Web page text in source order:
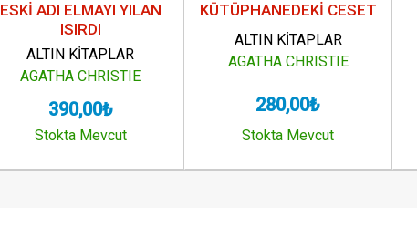
ESKİ ADI ELMAYI YILAN
ISIRDI
ALTIN KİTAPLAR
AGATHA CHRISTIE
390,00₺
Stokta Mevcut
KÜTÜPHANEDEKİ CESET
ALTIN KİTAPLAR
AGATHA CHRISTIE
280,00₺
Stokta Mevcut